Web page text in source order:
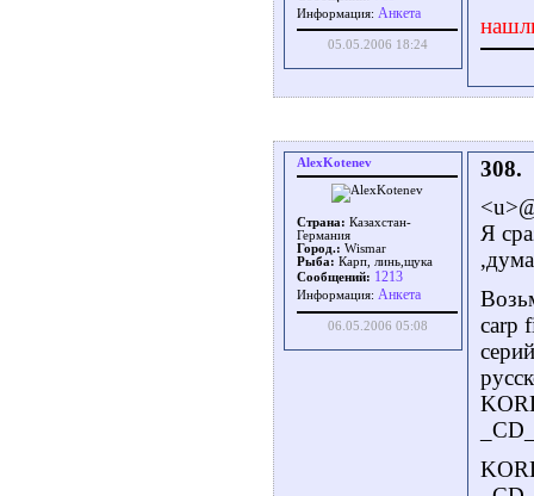
Информация: Aнкета
05.05.2006 18:24
AlexKotenev
Страна: Казахстан-
Германия
Город.: Wismar
Рыба: Карп, линь,щука
Сообщений: 1213
Информация: Aнкета
06.05.2006 05:08
308.
Я
carp